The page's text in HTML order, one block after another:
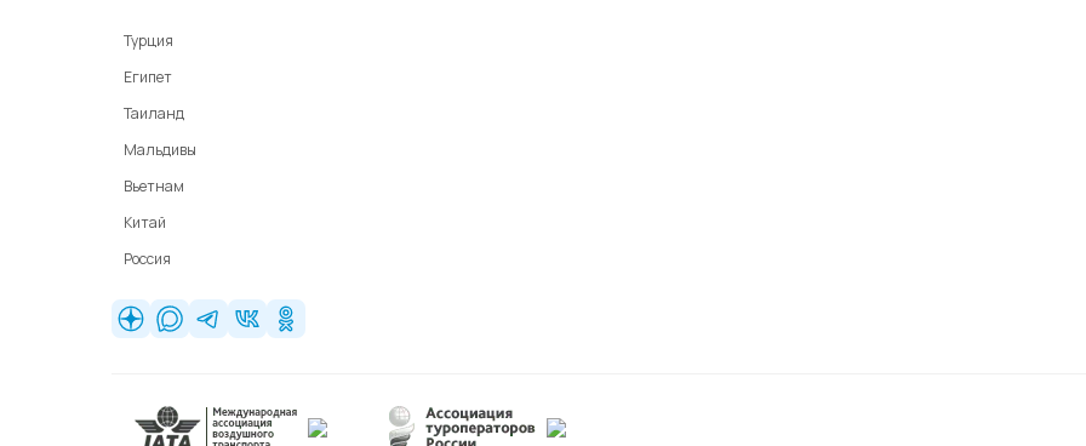
Турция
Египет
Таиланд
Мальдивы
Вьетнам
Китай
Россия